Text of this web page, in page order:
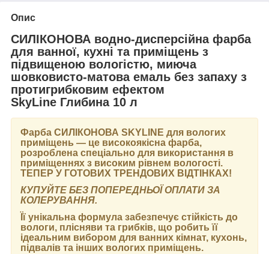
Опис
СИЛІКОНОВА водно-дисперсійна фарба
для ванної, кухні та приміщень з
підвищеною вологістю, миюча
шовковисто-матова емаль без запаху з
протигрибковим ефектом
SkyLine Глибина 10 л
Фарба СИЛІКОНОВА SKYLINE для вологих
приміщень — це високоякісна фарба,
розроблена спеціально для використання в
приміщеннях з високим рівнем вологості.
ТЕПЕР У ГОТОВИХ ТРЕНДОВИХ ВІДТІНКАХ!
КУПУЙТЕ БЕЗ ПОПЕРЕДНЬОЇ ОПЛАТИ ЗА
КОЛЕРУВАННЯ.
Її унікальна формула забезпечує стійкість до
вологи, плісняви та грибків, що робить її
ідеальним вибором для ванних кімнат, кухонь,
підвалів та інших вологих приміщень.